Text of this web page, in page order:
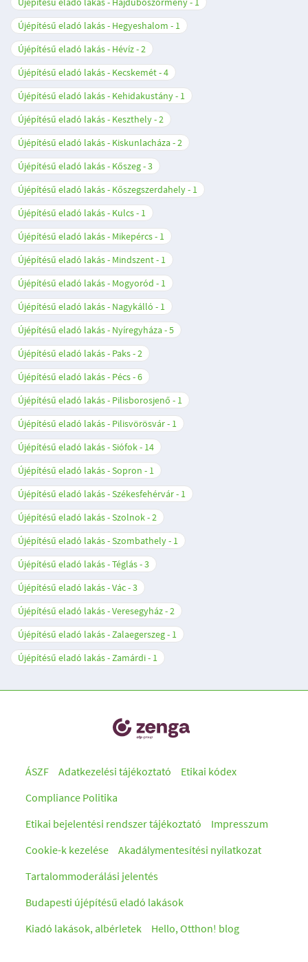
Újépítésű eladó lakás - Hegyeshalom
1
Újépítésű eladó lakás - Hévíz 2
Újépítésű eladó lakás - Kecskemét 4
Újépítésű eladó lakás - Kehidakustány
1
Újépítésű eladó lakás - Keszthely 2
Újépítésű eladó lakás - Kiskunlacháza 2
Újépítésű eladó lakás - Kőszeg 3
Újépítésű eladó lakás - Kőszegszerdahely
1
Újépítésű eladó lakás - Kulcs
1
Újépítésű eladó lakás - Mikepércs
1
Újépítésű eladó lakás - Mindszent
1
Újépítésű eladó lakás - Mogyoród
1
Újépítésű eladó lakás - Nagykálló
1
Újépítésű eladó lakás - Nyíregyháza 5
Újépítésű eladó lakás - Paks 2
Újépítésű eladó lakás - Pécs 6
Újépítésű eladó lakás - Pilisborosjenő
1
Újépítésű eladó lakás - Pilisvörösvár
1
Újépítésű eladó lakás - Siófok
14
Újépítésű eladó lakás - Sopron
1
Újépítésű eladó lakás - Székesfehérvár
1
Újépítésű eladó lakás - Szolnok 2
Újépítésű eladó lakás - Szombathely
1
Újépítésű eladó lakás - Téglás 3
Újépítésű eladó lakás - Vác 3
Újépítésű eladó lakás - Veresegyház 2
Újépítésű eladó lakás - Zalaegerszeg
1
Újépítésű eladó lakás - Zamárdi
1
ÁSZF Adatkezelési tájékoztató
Etikai kódex
Compliance Politika
Etikai bejelentési rendszer tájékoztató
Impresszum
Cookie-k kezelése
Akadálymentesítési nyilatkozat
Tartalommoderálási jelentés
Budapesti újépítésű eladó lakások
Kiadó lakások, albérletek
Hello, Otthon! blog